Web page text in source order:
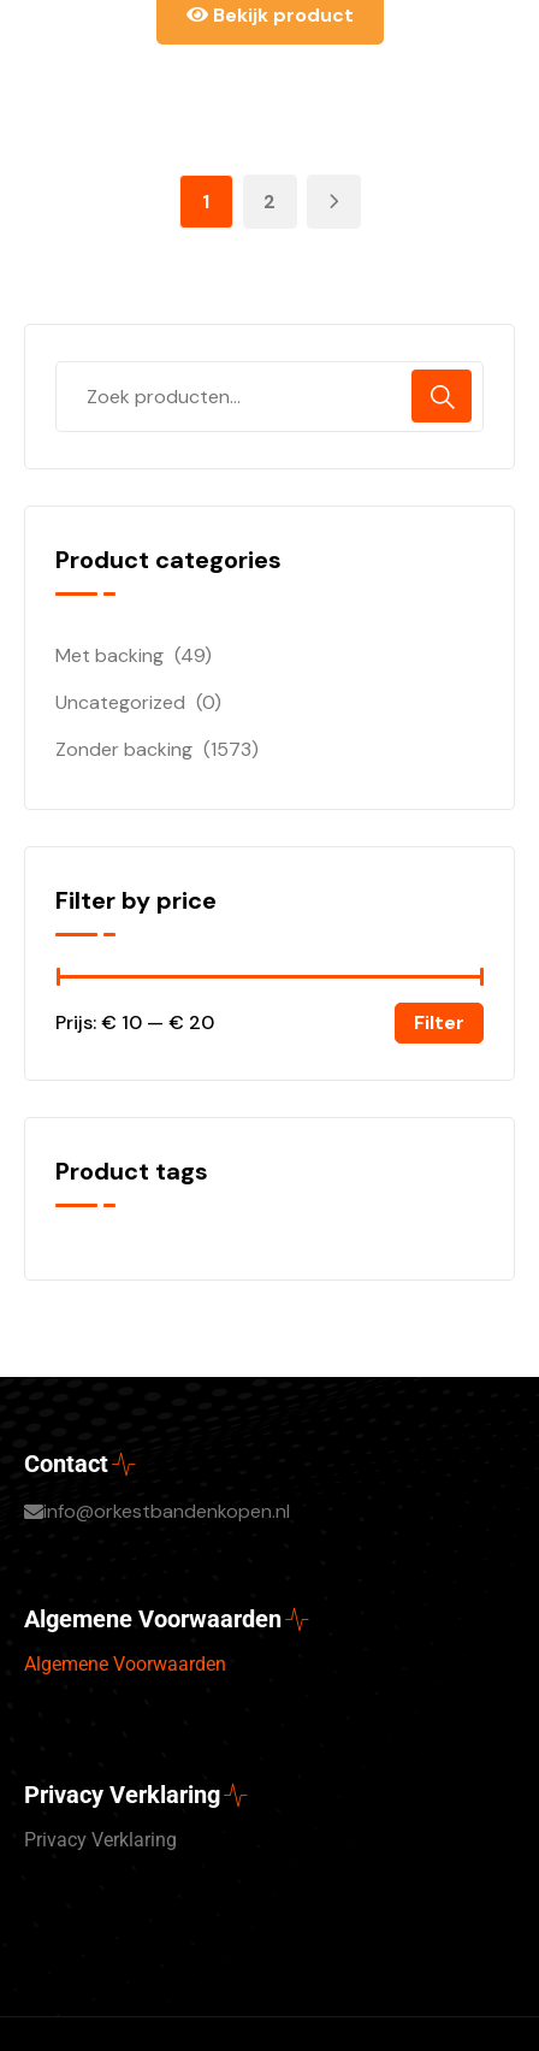
Bekijk product
1 2
Product categories
Met backing (49)
Uncategorized (0)
Zonder backing (1573)
Filter by price
Filter
Prijs:€ 10 — € 20
Product tags
Contact
info@orkestbandenkopen.nl
Algemene Voorwaarden
Algemene Voorwaarden
Privacy Verklaring
Privacy Verklaring